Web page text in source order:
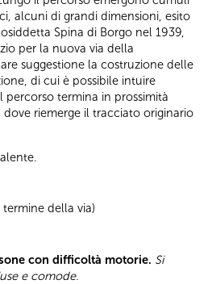
alcuni di grandi dimensioni, esito
Spina di Borgo nel 1939,
per la nuova via della
suggestione la costruzione delle
di cui è possibile intuire
percorso termina in prossimità
riemerge il tracciato originario
della via)
con difficoltà motorie. Si
e comode.